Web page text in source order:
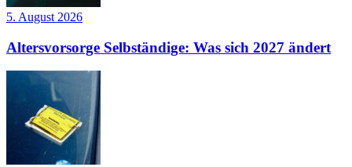
5. August 2026
Altersvorsorge Selbständige: Was sich 2027 ändert